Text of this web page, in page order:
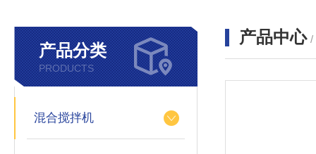
产品分类
PRODUCTS
混合搅拌机
产品中心 /